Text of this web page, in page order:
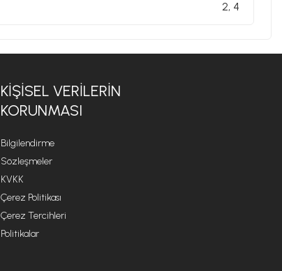
2, 4
KİŞİSEL VERİLERİN
KORUNMASI
Bilgilendirme
Sözleşmeler
KVKK
Çerez Politikası
Çerez Tercihleri
Politikalar